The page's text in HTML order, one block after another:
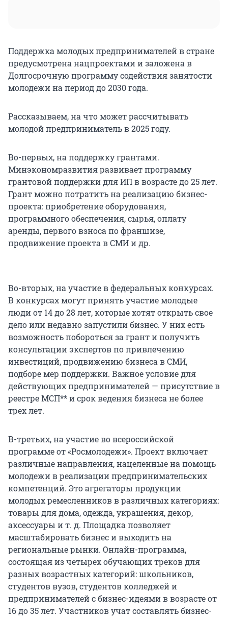
Поддержка молодых предпринимателей в стране
предусмотрена нацпроектами и заложена в
Долгосрочную программу содействия занятости
молодежи на период до 2030 года.
Рассказываем, на что может рассчитывать
молодой предприниматель в 2025 году.
Во-первых, на поддержку грантами.
Минэкономразвития развивает программу
грантовой поддержки для ИП в возрасте до 25 лет.
Грант можно потратить на реализацию бизнес-
проекта: приобретение оборудования,
программного обеспечения, сырья, оплату
аренды, первого взноса по франшизе,
продвижение проекта в СМИ и др.
Во-вторых, на участие в федеральных конкурсах.
В конкурсах могут принять участие молодые
люди от 14 до 28 лет, которые хотят открыть свое
дело или недавно запустили бизнес. У них есть
возможность побороться за грант и получить
консультации экспертов по привлечению
инвестиций, продвижению бизнеса в СМИ,
подборе мер поддержки. Важное условие для
действующих предпринимателей — присутствие в
реестре МСП** и срок ведения бизнеса не более
трех лет.
В-третьих, на участие во всероссийской
программе от «Росмолодежи». Проект включает
различные направления, нацеленные на помощь
молодежи в реализации предпринимательских
компетенций. Это агрегаторы продукции
молодых ремесленников в различных категориях:
товары для дома, одежда, украшения, декор,
аксессуары и т. д. Площадка позволяет
масштабировать бизнес и выходить на
региональные рынки. Онлайн-программа,
состоящая из четырех обучающих треков для
разных возрастных категорий: школьников,
студентов вузов, студентов колледжей и
предпринимателей с бизнес-идеями в возрасте от
16 до 35 лет. Участников учат составлять бизнес-